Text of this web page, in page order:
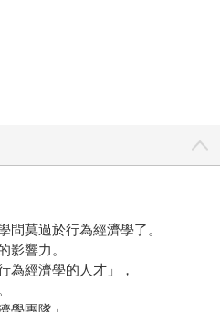
問莫過於行為經濟學了。
影響力。
為經濟學的人才」，